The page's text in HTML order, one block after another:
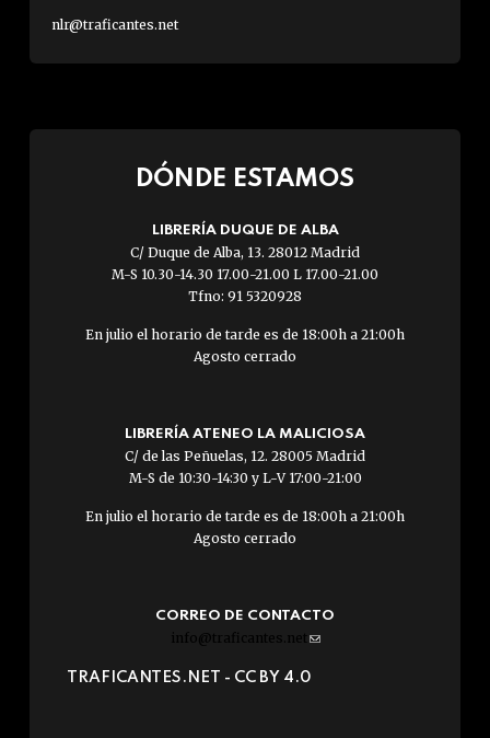
nlr@traficantes.net
DÓNDE ESTAMOS
LIBRERÍA DUQUE DE ALBA
C/ Duque de Alba, 13. 28012 Madrid
M-S 10.30-14.30 17.00-21.00 L 17.00-21.00
Tfno: 91 5320928
En julio el horario de tarde es de 18:00h a 21:00h
Agosto cerrado
LIBRERÍA ATENEO LA MALICIOSA
C/ de las Peñuelas, 12. 28005 Madrid
M-S de 10:30-14:30 y L-V 17:00-21:00
En julio el horario de tarde es de 18:00h a 21:00h
Agosto cerrado
CORREO DE CONTACTO
info@traficantes.net (link
e-
TRAFICANTES.NET - CC BY 4.0